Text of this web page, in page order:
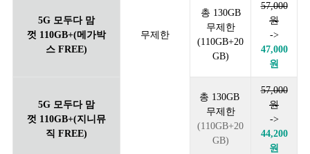
무제한
5G 모두다 맘
껏 110GB+(메가박
스 FREE)
총 130GB
무제한
(110GB+20
GB)
57,000
원
->
47,000
원
5G 모두다 맘
껏 110GB+(지니뮤
직 FREE)
총 130GB
무제한
(110GB+20
GB)
57,000
원
->
44,200
원